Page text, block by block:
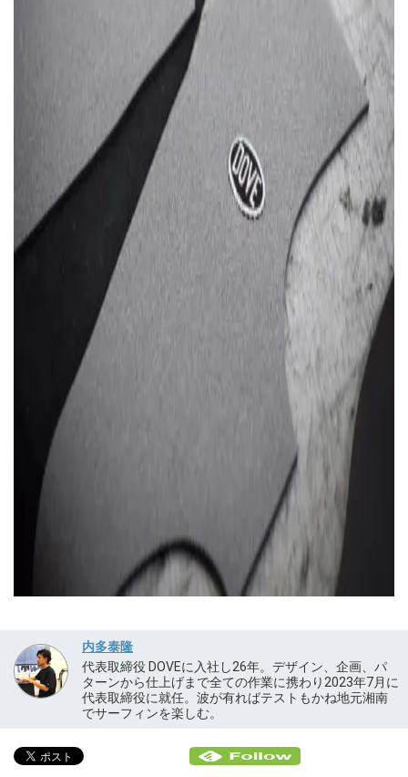
内多泰隆
代表取締役 DOVEに入社し26年。デザイン、企画、パ
ターンから仕上げまで全ての作業に携わり2023年7月に
代表取締役に就任。波が有ればテストもかね地元湘南
でサーフィンを楽しむ。